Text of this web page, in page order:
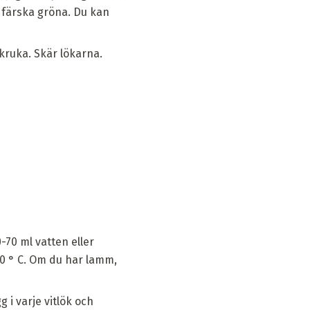
gröna. Du kan
Skär lökarna.
70 ml vatten eller
C. Om du har lamm,
i varje vitlök och